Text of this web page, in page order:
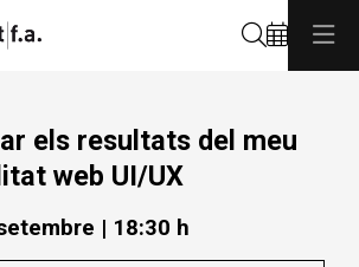
els resultats del meu
web UI/UX
| 18:30 h